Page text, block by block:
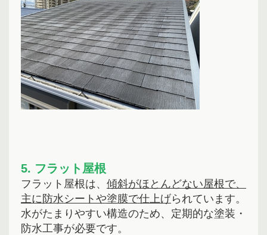
5. フラット屋根
フラット屋根は、 傾斜がほとんどない屋根で、
主に防水シートや塗膜で仕上げられています。
水がたまりやすい構造のため、定期的な塗装・
防水工事が必要です。